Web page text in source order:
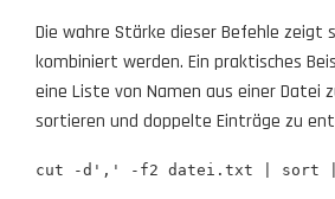
Die wahre Stärke dieser Befehle zeigt
kombiniert werden. Ein praktisches
eine Liste von Namen aus einer Datei
sortieren und doppelte Einträge zu
cut -d',' -f2 datei.txt | sort |